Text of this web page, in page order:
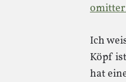
Ich
Köpf
hat